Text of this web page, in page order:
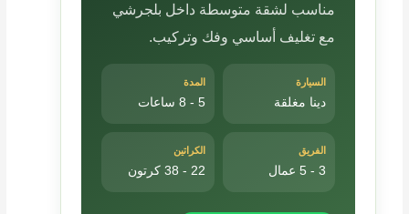
مناسب لشقة متوسطة داخل بلجرشي
مع تغليف أساسي وفك وتركيب.
السيارة
دينا مغلقة
المدة
5 - 8 ساعات
الفريق
3 - 5 عمال
الكراتين
22 - 38 كرتون